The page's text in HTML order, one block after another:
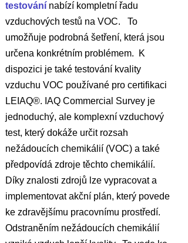
testování nabízí kompletní řadu
vzduchových testů na VOC. To
umožňuje podrobná šetření, která jsou
určena konkrétním problémem. K
dispozici je také testování kvality
vzduchu VOC používané pro certifikaci
LEIAQ®. IAQ Commercial Survey je
jednoduchý, ale komplexní vzduchový
test, který dokáže určit rozsah
nežádoucích chemikálií (VOC) a také
předpovídá zdroje těchto chemikálií.
Díky znalosti zdrojů lze vypracovat a
implementovat akční plán, který povede
ke zdravějšímu pracovnímu prostředí.
Odstraněním nežádoucích chemikálií